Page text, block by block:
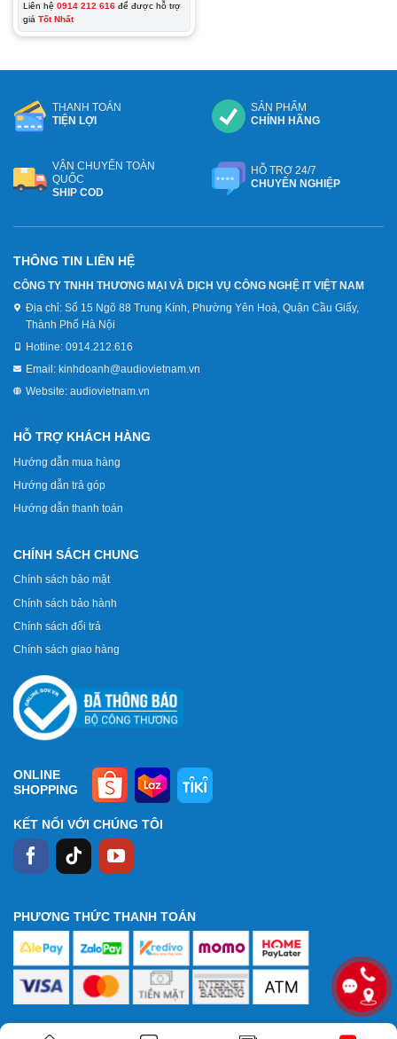
Liên hệ 0914 212 616 để được hỗ trợ
giá Tốt Nhất
THANH TOÁN
TIỆN LỢI
SẢN PHẨM
CHÍNH HÃNG
VẬN CHUYỂN TOÀN
QUỐC
SHIP COD
HỖ TRỢ 24/7
CHUYÊN NGHIỆP
THÔNG TIN LIÊN HỆ
CÔNG TY TNHH THƯƠNG MẠI VÀ DỊCH VỤ CÔNG NGHỆ IT VIỆT NAM
Địa chỉ: Số 15 Ngõ 88 Trung Kính, Phường Yên Hoà, Quận Cầu Giấy,
Thành Phố Hà Nội
Hotline: 0914.212.616
Email: kinhdoanh@audiovietnam.vn
Website: audiovietnam.vn
HỖ TRỢ KHÁCH HÀNG
Hướng dẫn mua hàng
Hướng dẫn trả góp
Hướng dẫn thanh toán
CHÍNH SÁCH CHUNG
Chính sách bảo mật
Chính sách bảo hành
Chính sách đổi trả
Chính sách giao hàng
ONLINE
SHOPPING
KẾT NỐI VỚI CHÚNG TÔI
PHƯƠNG THỨC THANH TOÁN